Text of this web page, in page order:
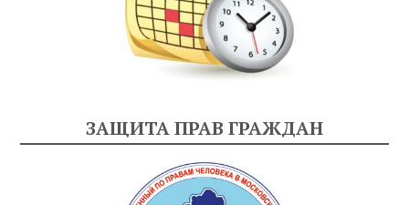
ЗАЩИТА ПРАВ ГРАЖДАН